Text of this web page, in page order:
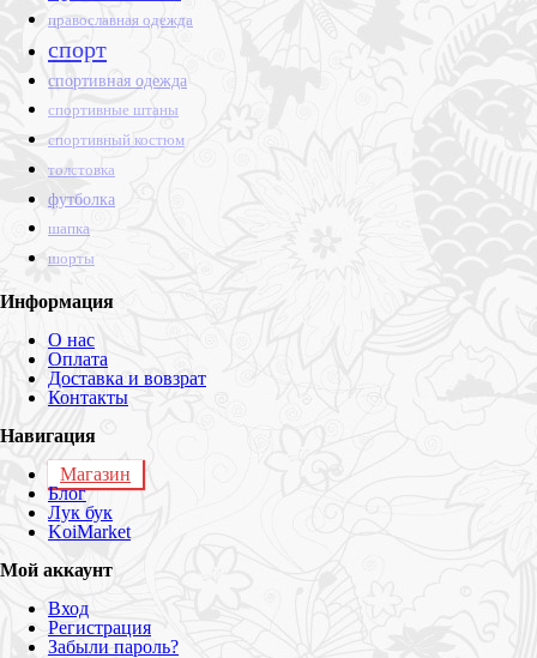
православная одежда
спорт
спортивная одежда
спортивные штаны
спортивный костюм
толстовка
футболка
шапка
шорты
Информация
О нас
Оплата
Доставка и вовзрат
Контакты
Навигация
Магазин
Блог
Лук бук
KoiMarket
Мой аккаунт
Вход
Регистрация
Забыли пароль?